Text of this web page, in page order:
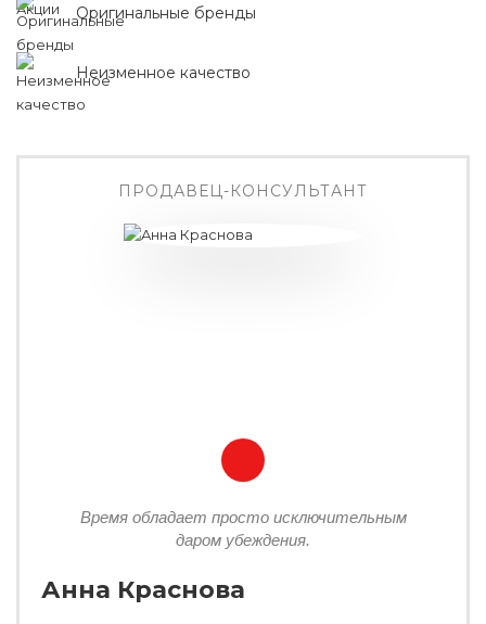
Оригинальные бренды
Неизменное качество
ПРОДАВЕЦ-КОНСУЛЬТАНТ
Время обладает просто исключительным
даром убеждения.
Анна Краснова